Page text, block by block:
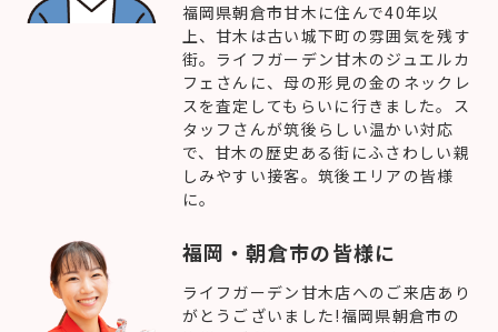
福岡県朝倉市甘木に住んで40年以
上、甘木は古い城下町の雰囲気を残す
街。ライフガーデン甘木のジュエルカ
フェさんに、母の形見の金のネックレ
スを査定してもらいに行きました。ス
タッフさんが筑後らしい温かい対応
で、甘木の歴史ある街にふさわしい親
しみやすい接客。筑後エリアの皆様
に。
福岡・朝倉市の皆様に
ライフガーデン甘木店へのご来店あり
がとうございました!福岡県朝倉市の